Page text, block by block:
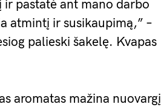
ir pastatė ant mano darbo
atmintį ir susikaupimą,” –
palieski šakelę. Kvapas
aromatas mažina nuovargį